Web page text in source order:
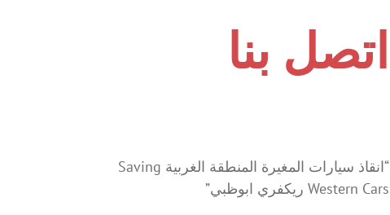
اتصل بنا
“انقاذ سيارات المغيرة المنطقة الغربية Saving
Western Cars ريكفري ابوظبي”